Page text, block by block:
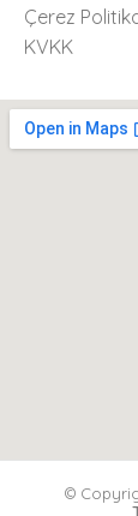
Çerez
KVKK
©